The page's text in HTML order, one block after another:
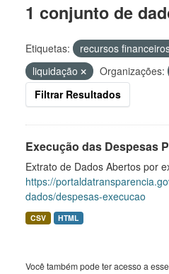
1 conjunto de
Etiquetas: recursos
liquidação
Organizações:
Filtrar Resultados
Execução das Despesas
Extrato de Dados Abertos por
https://
dados/despesas-execucao
CSV HTML
Você também pode ter acesso a